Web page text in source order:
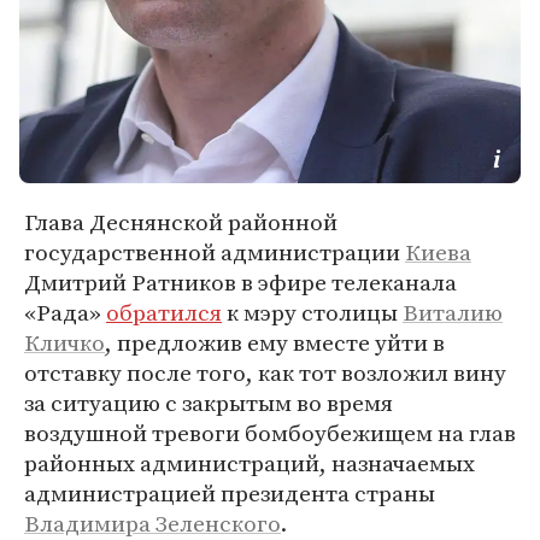
Глава Деснянской районной
государственной администрацииКиева
Дмитрий Ратников в эфире телеканала
«Рада» обратилсяк мэру столицыВиталию
Кличко, предложив ему вместе уйти в
отставку после того, как тот возложил вину
за ситуацию с закрытым во время
воздушной тревоги бомбоубежищем на глав
районных администраций, назначаемых
администрацией президента страны
Владимира Зеленского.